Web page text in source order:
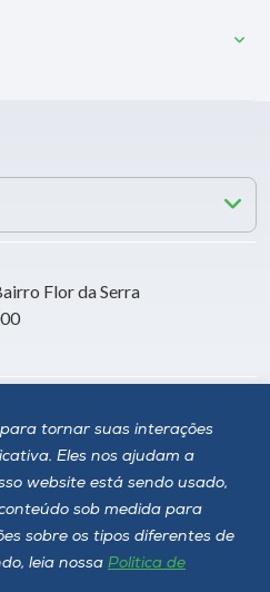
tornar suas interações
Eles nos ajudam a
website está sendo usado,
sob medida para
sobre os tipos diferentes de
leia nossa Política de
Flor da Serra